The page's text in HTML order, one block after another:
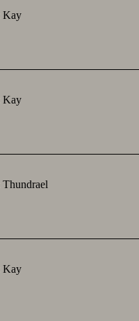
Kay
Kay
Thundrael
Kay